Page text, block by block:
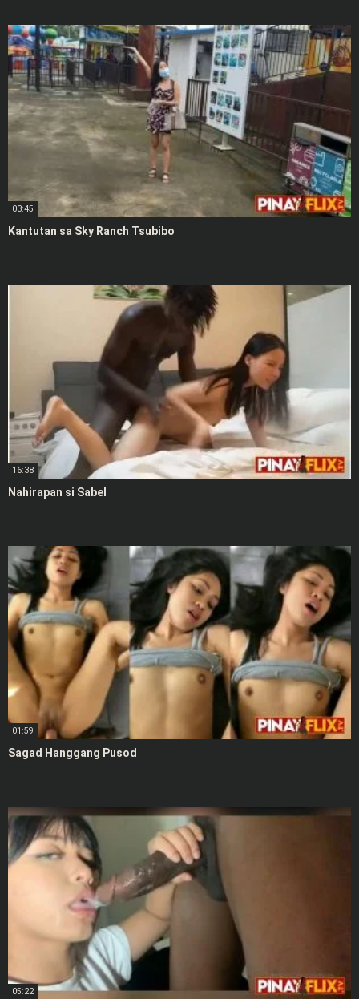
03:45
Kantutan sa Sky Ranch Tsubibo
16:38
Nahirapan si Sabel
01:59
Sagad Hanggang Pusod
05:22